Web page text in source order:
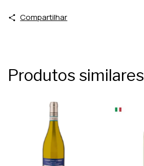
Compartilhar
Produtos similares